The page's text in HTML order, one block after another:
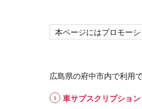
本ページにはプロモーシ
広島県の府中市内で利用
車サブスクリプション